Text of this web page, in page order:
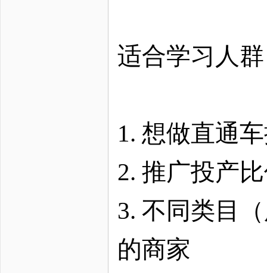
适合学习人群
1. 想做直通
2. 推广投产
3. 不同类目
的商家